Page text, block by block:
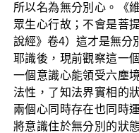
所以名為無分別心。《
眾生心行故；不會是菩
說經》卷4）這才是無分
耶識後，現前觀察這一
一個意識心能領受六塵
法性，了知法界實相的
兩個心同時存在也同時
將意識住於無分別的狀